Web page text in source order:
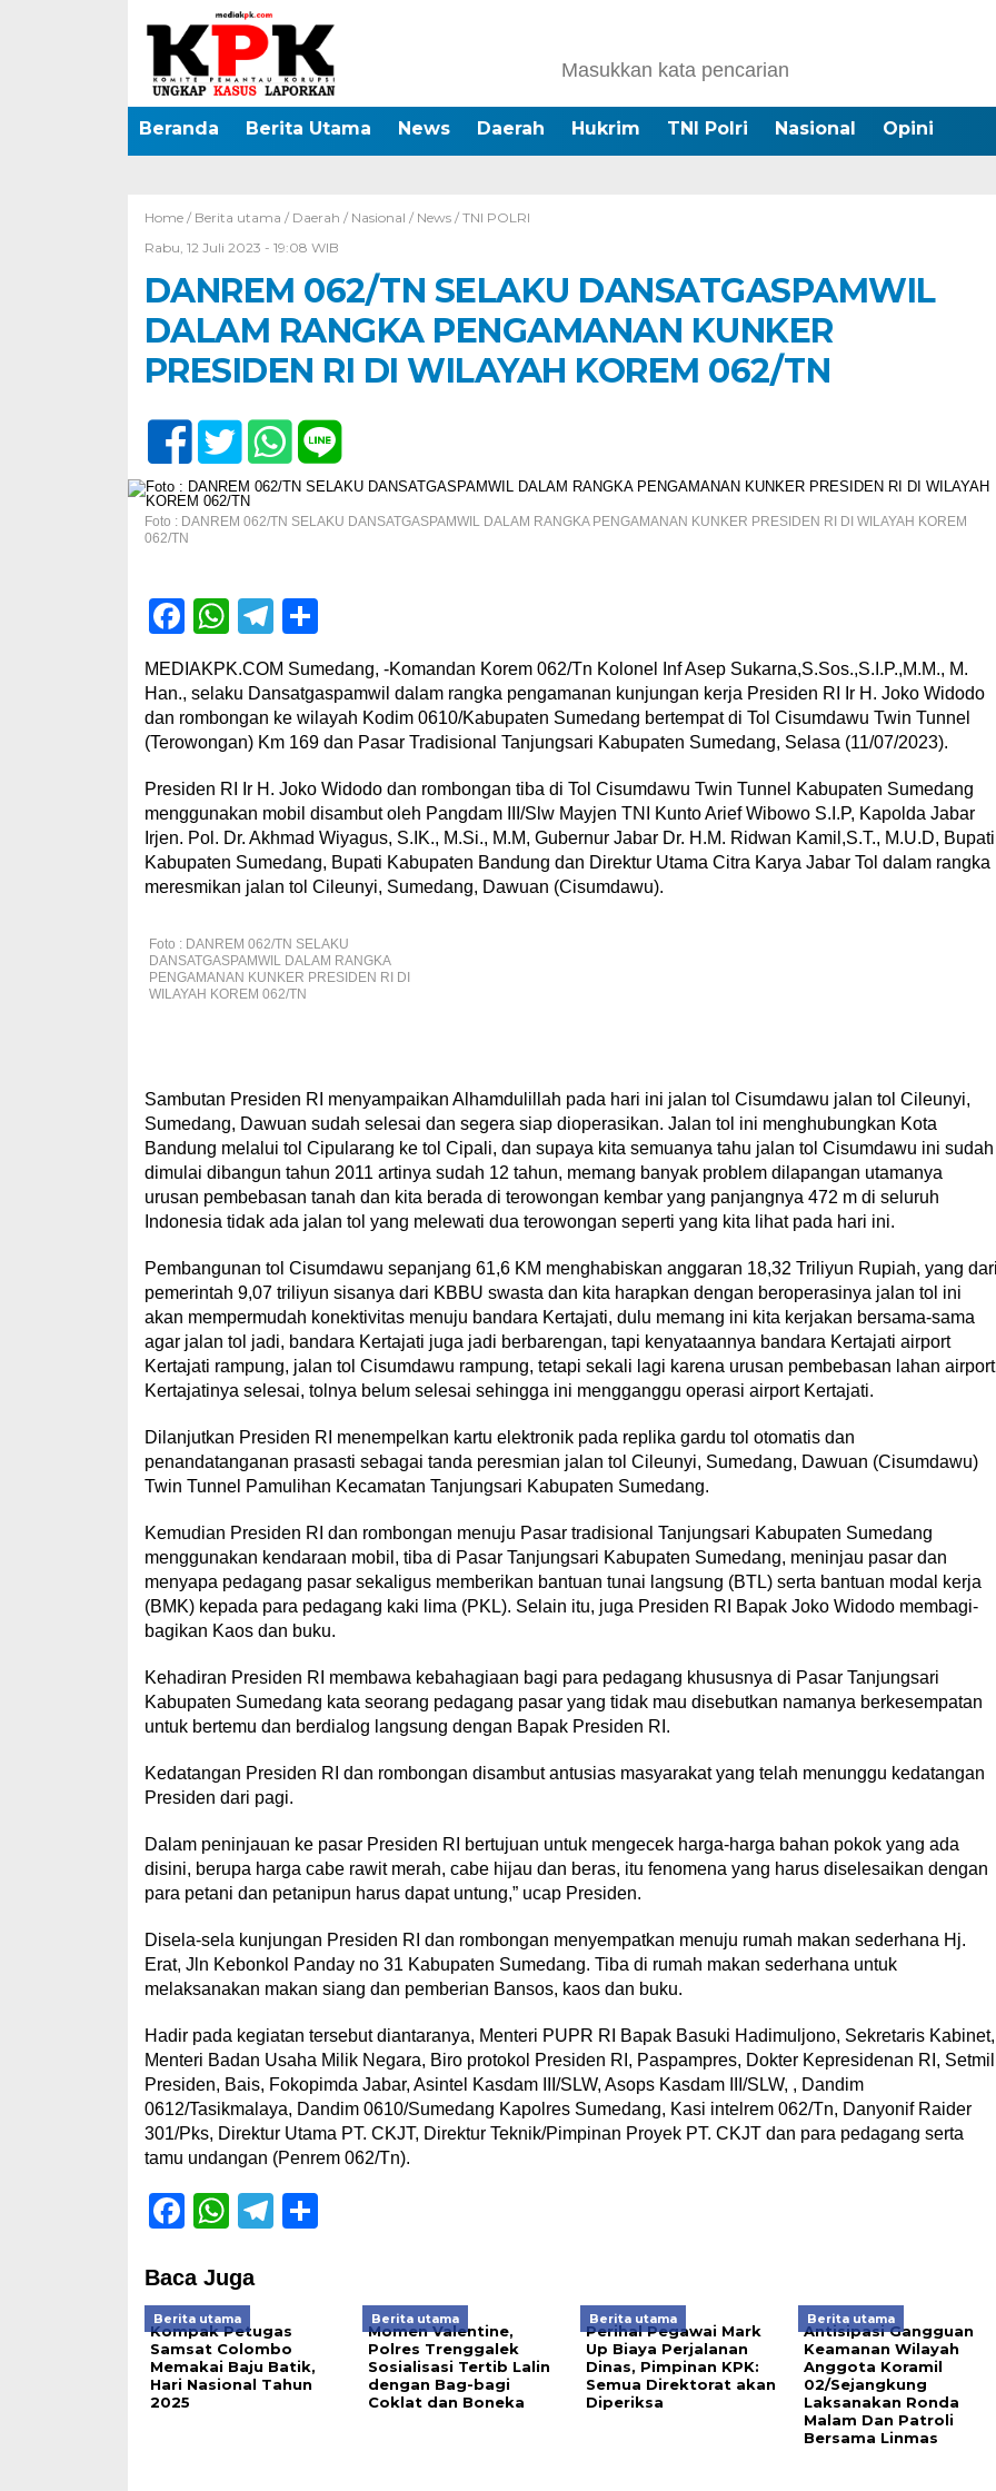
Beranda Berita Utama News Daerah Hukrim TNI Polri Nasional Opini
Home / Berita utama / Daerah / Nasional / News/ TNI POLRI
Rabu, 12 Juli 2023 - 19:08 WIB
DANREM 062/TN SELAKU DANSATGASPAMWIL
DALAM RANGKA PENGAMANAN KUNKER
PRESIDEN RI DI WILAYAH KOREM 062/TN
Foto : DANREM 062/TN SELAKU DANSATGASPAMWIL DALAM RANGKA PENGAMANAN KUNKER PRESIDEN RI DI WILAYAH KOREM
062/TN
Facebook
WhatsApp
Telegram
MEDIAKPK.COM Sumedang, -Komandan Korem 062/Tn Kolonel Inf Asep Sukarna,S.Sos.,S.I.P.,M.M., M.
Han., selaku Dansatgaspamwil dalam rangka pengamanan kunjungan kerja Presiden RI Ir H. Joko Widodo
dan rombongan ke wilayah Kodim 0610/Kabupaten Sumedang bertempat di Tol Cisumdawu Twin Tunnel
(Terowongan) Km 169 dan Pasar Tradisional Tanjungsari Kabupaten Sumedang, Selasa (11/07/2023).
Presiden RI Ir H. Joko Widodo dan rombongan tiba di Tol Cisumdawu Twin Tunnel Kabupaten Sumedang
menggunakan mobil disambut oleh Pangdam III/Slw Mayjen TNI Kunto Arief Wibowo S.I.P, Kapolda Jabar
Irjen. Pol. Dr. Akhmad Wiyagus, S.IK., M.Si., M.M, Gubernur Jabar Dr. H.M. Ridwan Kamil,S.T., M.U.D, Bupati
Kabupaten Sumedang, Bupati Kabupaten Bandung dan Direktur Utama Citra Karya Jabar Tol dalam rangka
meresmikan jalan tol Cileunyi, Sumedang, Dawuan (Cisumdawu).
Foto : DANREM 062/TN SELAKU
DANSATGASPAMWIL DALAM RANGKA
PENGAMANAN KUNKER PRESIDEN RI DI
WILAYAH KOREM 062/TN
Sambutan Presiden RI menyampaikan Alhamdulillah pada hari ini jalan tol Cisumdawu jalan tol Cileunyi,
Sumedang, Dawuan sudah selesai dan segera siap dioperasikan. Jalan tol ini menghubungkan Kota
Bandung melalui tol Cipularang ke tol Cipali, dan supaya kita semuanya tahu jalan tol Cisumdawu ini sudah
dimulai dibangun tahun 2011 artinya sudah 12 tahun, memang banyak problem dilapangan utamanya
urusan pembebasan tanah dan kita berada di terowongan kembar yang panjangnya 472 m di seluruh
Indonesia tidak ada jalan tol yang melewati dua terowongan seperti yang kita lihat pada hari ini.
Pembangunan tol Cisumdawu sepanjang 61,6 KM menghabiskan anggaran 18,32 Triliyun Rupiah, yang
pemerintah 9,07 triliyun sisanya dari KBBU swasta dan kita harapkan dengan beroperasinya jalan tol ini
akan mempermudah konektivitas menuju bandara Kertajati, dulu memang ini kita kerjakan bersama-sama
agar jalan tol jadi, bandara Kertajati juga jadi berbarengan, tapi kenyataannya bandara Kertajati airport
Kertajati rampung, jalan tol Cisumdawu rampung, tetapi sekali lagi karena urusan pembebasan lahan airport
Kertajatinya selesai, tolnya belum selesai sehingga ini mengganggu operasi airport Kertajati.
Dilanjutkan Presiden RI menempelkan kartu elektronik pada replika gardu tol otomatis dan
penandatanganan prasasti sebagai tanda peresmian jalan tol Cileunyi, Sumedang, Dawuan (Cisumdawu)
Twin Tunnel Pamulihan Kecamatan Tanjungsari Kabupaten Sumedang.
Kemudian Presiden RI dan rombongan menuju Pasar tradisional Tanjungsari Kabupaten Sumedang
menggunakan kendaraan mobil, tiba di Pasar Tanjungsari Kabupaten Sumedang, meninjau pasar dan
menyapa pedagang pasar sekaligus memberikan bantuan tunai langsung (BTL) serta bantuan modal kerja
(BMK) kepada para pedagang kaki lima (PKL). Selain itu, juga Presiden RI Bapak Joko Widodo membagi-
bagikan Kaos dan buku.
Kehadiran Presiden RI membawa kebahagiaan bagi para pedagang khususnya di Pasar Tanjungsari
Kabupaten Sumedang kata seorang pedagang pasar yang tidak mau disebutkan namanya berkesempatan
untuk bertemu dan berdialog langsung dengan Bapak Presiden RI.
Kedatangan Presiden RI dan rombongan disambut antusias masyarakat yang telah menunggu kedatangan
Presiden dari pagi.
Dalam peninjauan ke pasar Presiden RI bertujuan untuk mengecek harga-harga bahan pokok yang ada
disini, berupa harga cabe rawit merah, cabe hijau dan beras, itu fenomena yang harus diselesaikan dengan
para petani dan petanipun harus dapat untung,” ucap Presiden.
Disela-sela kunjungan Presiden RI dan rombongan menyempatkan menuju rumah makan sederhana Hj.
Erat, Jln Kebonkol Panday no 31 Kabupaten Sumedang. Tiba di rumah makan sederhana untuk
melaksanakan makan siang dan pemberian Bansos, kaos dan buku.
Hadir pada kegiatan tersebut diantaranya, Menteri PUPR RI Bapak Basuki Hadimuljono, Sekretaris Kabinet,
Menteri Badan Usaha Milik Negara, Biro protokol Presiden RI, Paspampres, Dokter Kepresidenan RI, Setmil
Presiden, Bais, Fokopimda Jabar, Asintel Kasdam III/SLW, Asops Kasdam III/SLW, , Dandim
0612/Tasikmalaya, Dandim 0610/Sumedang Kapolres Sumedang, Kasi intelrem 062/Tn, Danyonif Raider
301/Pks, Direktur Utama PT. CKJT, Direktur Teknik/Pimpinan Proyek PT. CKJT dan para pedagang serta
tamu undangan (Penrem 062/Tn).
Facebook
WhatsApp
Telegram
Baca Juga
Berita utama
Kompak Petugas
Samsat Colombo
Memakai Baju Batik,
Hari Nasional Tahun
2025
Berita utama
Momen Valentine,
Polres Trenggalek
Sosialisasi Tertib Lalin
dengan Bag-bagi
Coklat dan Boneka
Berita utama
Perihal Pegawai Mark
Up Biaya Perjalanan
Dinas, Pimpinan KPK:
Semua Direktorat akan
Diperiksa
Berita utama
Antisipasi Gangguan
Keamanan Wilayah
Anggota Koramil
02/Sejangkung
Laksanakan Ronda
Malam Dan Patroli
Bersama Linmas